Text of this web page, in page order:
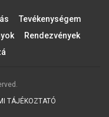
Tevékenységem
Rendezvények
TÁJÉKOZTATÓ